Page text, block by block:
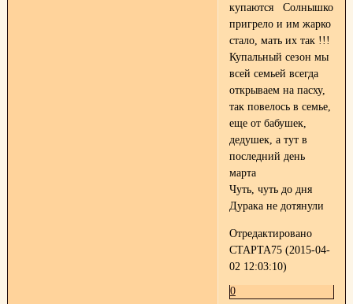
купаются Солнышко
пригрело и им жарко
стало, мать их так !!!
Купальный сезон мы
всей семьей всегда
открываем на пасху,
так повелось в семье,
еще от бабушек,
дедушек, а тут в
последний день
марта
Чуть, чуть до дня
Дурака не дотянули
Отредактировано
СТАРТА75 (2015-04-
02 12:03:10)
0